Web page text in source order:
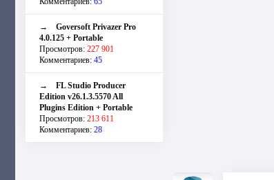
→ Goversoft Privazer Pro
4.0.125 + Portable
Просмотров: 227 901
Комментариев: 45
→ FL Studio Producer
Edition v26.1.3.5570 All
Plugins Edition + Portable
Просмотров: 213 611
Комментариев: 28